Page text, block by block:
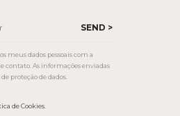
meus dados pessoais com a
contato. As informações enviadas
proteção de dados.
de Cookies.